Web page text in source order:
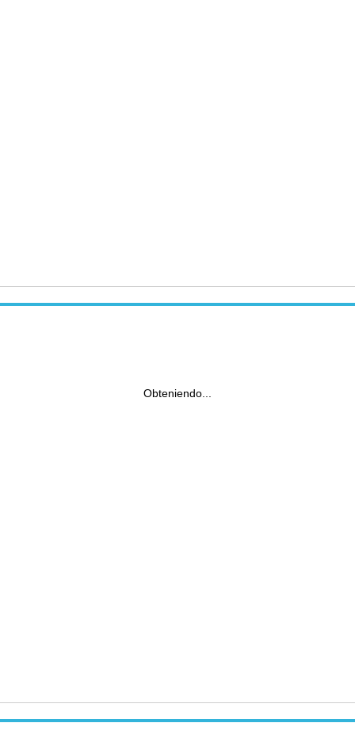
Obteniendo...